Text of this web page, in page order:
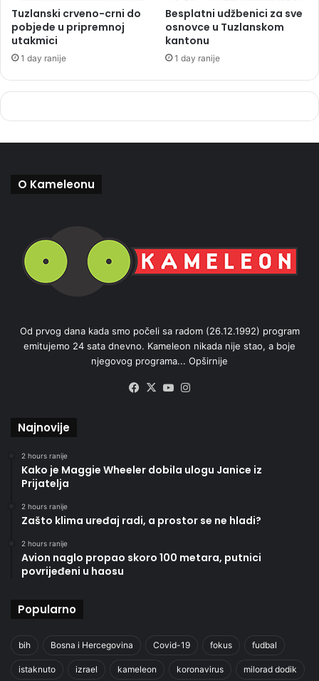
Tuzlanski crveno-crni do
pobjede u pripremnoj
utakmici
1 day ranije
Besplatni udžbenici za sve
osnovce u Tuzlanskom
kantonu
1 day ranije
O Kameleonu
Od prvog dana kada smo počeli sa radom (26.12.1992) program
emitujemo 24 sata dnevno. Kameleon nikada nije stao, a boje
njegovog programa... Opširnije
Facebook
X YouTube
Najnovije
2 hours ranije
Kako je Maggie Wheeler dobila ulogu Janice iz
Prijatelja
2 hours ranije
Zašto klima uređaj radi, a prostor se ne hladi?
2 hours ranije
Avion naglo propao skoro 100 metara, putnici
povrijeđeni u haosu
Popularno
bih Bosna i Hercegovina Covid-19 fokus fudbal
istaknuto izrael kameleon koronavirus milorad dodik